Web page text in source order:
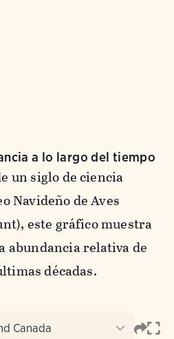
a lo largo del tiempo
un siglo de ciencia
Navideño de Aves
este gráfico muestra
abundancia relativa de
décadas.